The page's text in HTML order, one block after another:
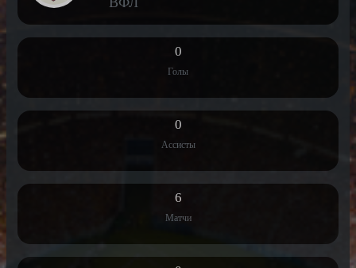
0
Голы
0
Ассисты
6
Матчи